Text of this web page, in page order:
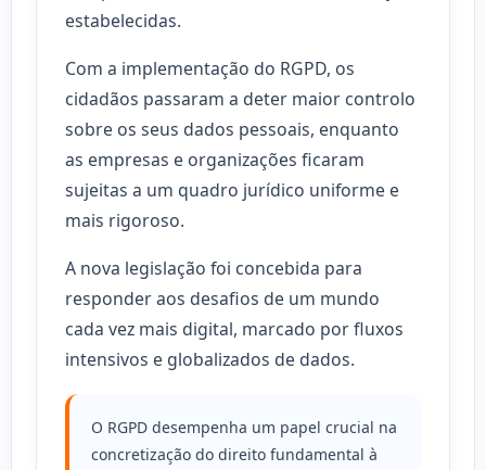
estabelecidas.
Com a implementação do RGPD, os
cidadãos passaram a deter maior controlo
sobre os seus dados pessoais, enquanto
as empresas e organizações ficaram
sujeitas a um quadro jurídico uniforme e
mais rigoroso.
A nova legislação foi concebida para
responder aos desafios de um mundo
cada vez mais digital, marcado por fluxos
intensivos e globalizados de dados.
O RGPD desempenha um papel crucial na
concretização do direito fundamental à